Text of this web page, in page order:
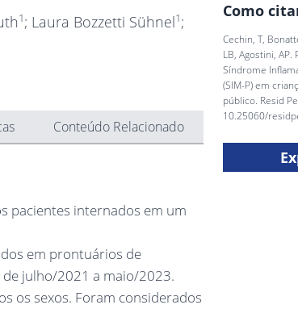
1; Laura Bozzetti Sühnel1;
Conteúdo Relacionado
pacientes internados em um
em prontuários de
julho/2021 a maio/2023.
os sexos. Foram considerados
Como
Cechin, T,
LB, Agostini,
Síndrome
(SIM-P) em
público. Resid
10.25060/